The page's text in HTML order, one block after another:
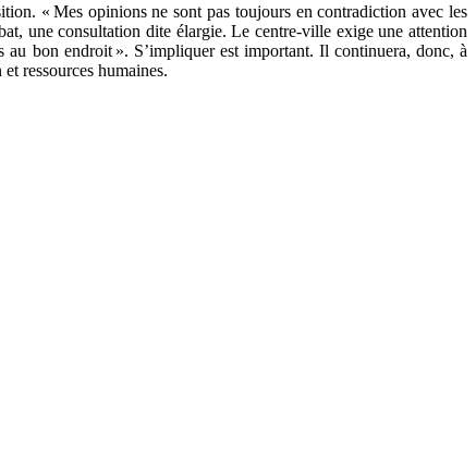
« Mes opinions ne sont pas toujours en contradiction avec les
une consultation dite élargie. Le centre-ville exige une attention
au bon endroit ». S’impliquer est important. Il continuera, donc, à
ressources humaines.